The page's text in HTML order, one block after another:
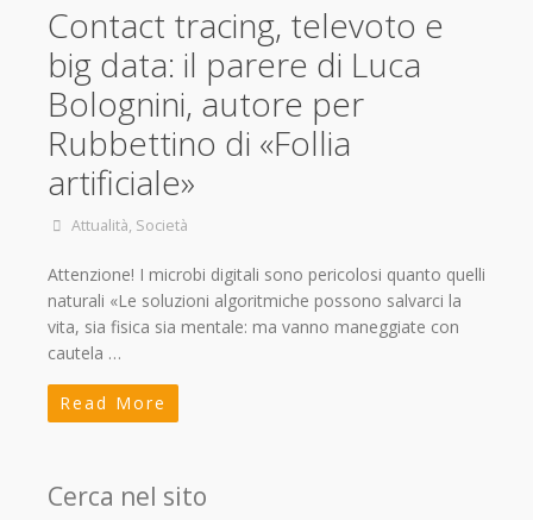
Contact tracing, televoto e
big data: il parere di Luca
Bolognini, autore per
Rubbettino di «Follia
artificiale»
Attualità, Società
Attenzione! I microbi digitali sono pericolosi quanto quelli
naturali «Le soluzioni algoritmiche possono salvarci la
vita, sia fisica sia mentale: ma vanno maneggiate con
cautela …
Read More
Cerca nel sito